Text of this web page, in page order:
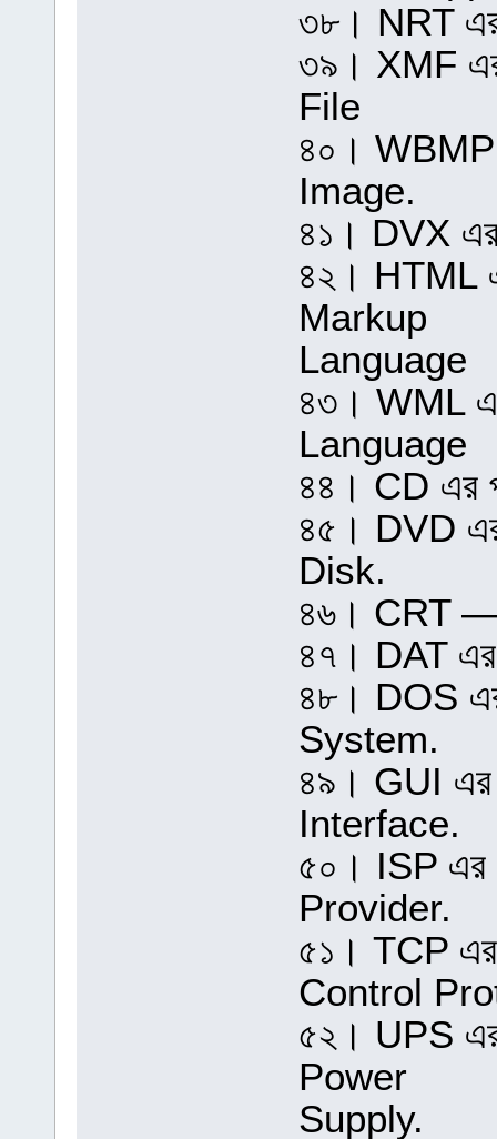
৩৮। NRT
৩৯। XMF
File
৪০।
Image.
৪১। DVX
৪২। HTML
Markup
Language
৪৩। WML
Language
৪৪। CD এর
৪৫। DVD
Disk.
৪৬। CRT
৪৭। DAT
৪৮। DOS
System.
৪৯। GUI
Interface.
৫০। ISP
Provider.
৫১। TCP
Control
৫২। UPS
Power
Supply.